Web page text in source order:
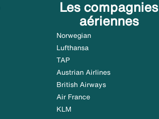
Les compagnies
aériennes
Norwegian
Lufthansa
TAP
Austrian Airlines
British Airways
Air France
KLM